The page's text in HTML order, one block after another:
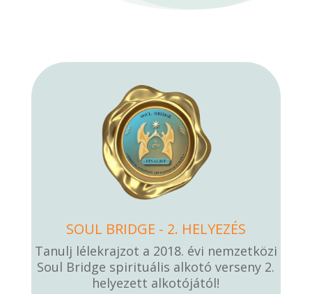
SOUL BRIDGE - 2. HELYEZÉS
Tanulj lélekrajzot a 2018. évi nemzetközi
Soul Bridge spirituális alkotó verseny 2.
helyezett alkotójától!